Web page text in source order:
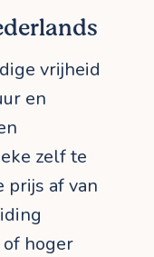
vrijheid
en
zelf te
prijs af van
hoger